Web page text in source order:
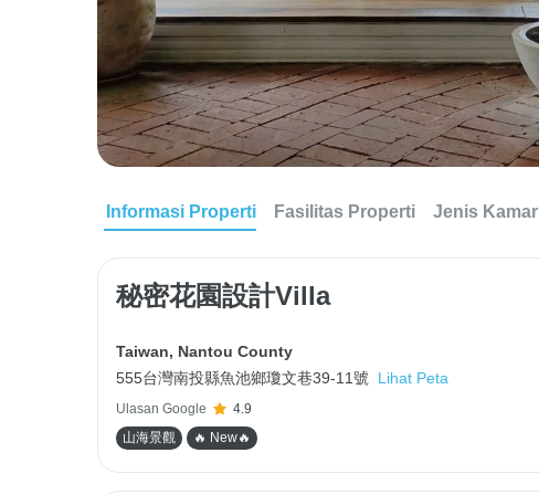
Informasi Properti Fasilitas Properti Jenis Kamar
秘密花園設計Villa
Taiwan, Nantou County
555台灣南投縣魚池鄉瓊文巷39-11號
Lihat Peta
Ulasan Google
4.9
山海景觀
🔥 New🔥